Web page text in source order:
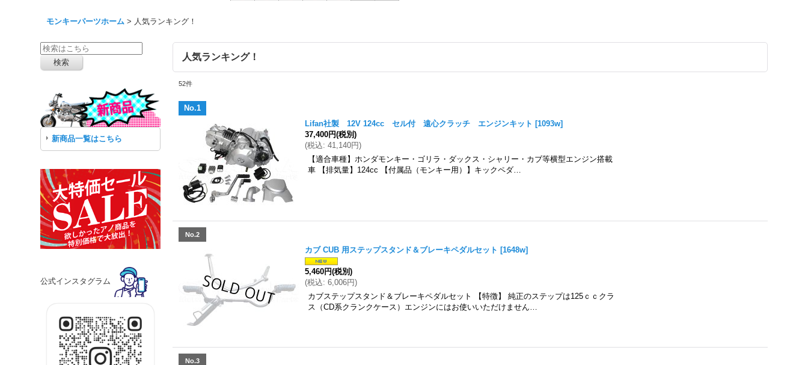
モンキーパーツホーム > 人気ランキング！
新商品一覧はこちら
公式インスタグラム
人気ランキング！
52件
No.1
Lifan社製 12V 124cc セル付 遠心クラッチ エンジンキット [1093w]
37,400円(税別)
(税込: 41,140円)
【適合車種】ホンダモンキー・ゴリラ・ダックス・シャリー・カブ等横型エンジン搭載
車 【排気量】124cc 【付属品（モンキー用）】キックペダ…
No.2
カブ CUB 用ステップスタンド＆ブレーキペダルセット [1648w]
5,460円(税別)
(税込: 6,006円)
カブステップスタンド＆ブレーキペダルセット 【特徴】 純正のステップは125ｃｃクラ
ス（CD系クランクケース）エンジンにはお使いいただけません…
No.3